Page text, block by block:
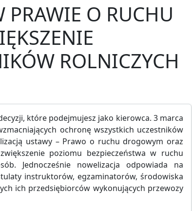
PRAWIE O RUCHU
ROLNICZYCH
które podejmujesz jako kierowca. 3 marca
ochronę wszystkich uczestników
ustawy – Prawo o ruchu drogowym oraz
poziomu bezpieczeństwa w ruchu
Jednocześnie nowelizacja odpowiada na
instruktorów, egzaminatorów, środowiska
ich przedsiębiorców wykonujących przewozy